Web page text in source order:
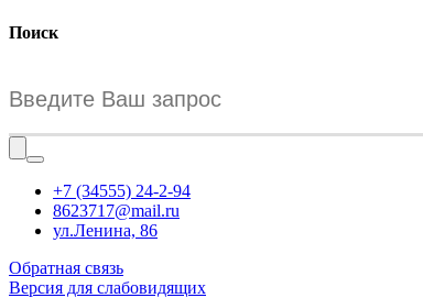
Поиск
+7 (34555) 24-2-94
8623717@mail.ru
ул.Ленина, 86
Обратная связь
Версия для слабовидящих